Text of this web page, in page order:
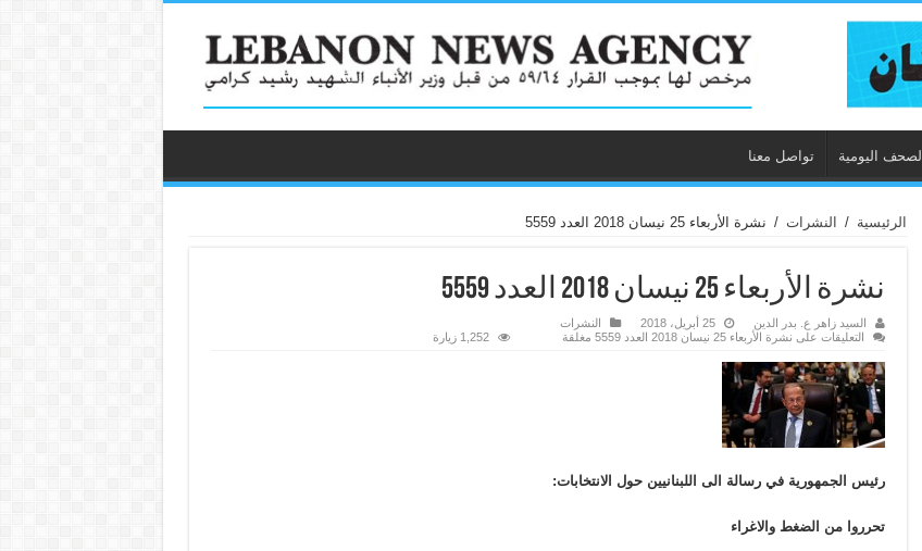
الصحف اليومية تواصل معنا
الرئيسية / النشرات / نشرة الأربعاء 25 نيسان 2018 العدد 5559
نشرة الأربعاء 25 نيسان 2018 العدد 5559
السيد زاهر ع. بدر الدين 25 أبريل، 2018
النشرات
التعليقات على نشرة الأربعاء 25 نيسان 2018 العدد 5559 مغلقة 1,252 زيارة
رئيس الجمهورية في رسالة الى اللبنانيين حول الانتخابات:
تحرروا من الضغط والاغراء